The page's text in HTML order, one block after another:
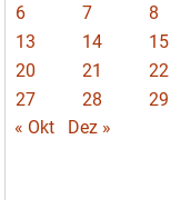
6
7 8
13
14 15
20
21 22
27
28 29
« Okt
Dez »